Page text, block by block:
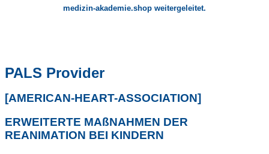
medizin-akademie.shop weitergeleitet.
PALS Provider
[AMERICAN-HEART-ASSOCIATION]
ERWEITERTE MAßNAHMEN DER
REANIMATION BEI KINDERN